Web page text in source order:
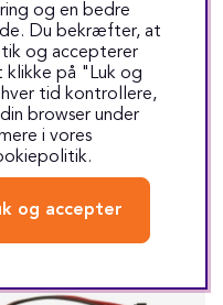
oplader til Volkswagen
(B8) 2014-
kr
og en bedre
Du bekræfter, at
og accepterer
klikke på "Luk og
tid kontrollere,
browser under
i vores
.
og accepter